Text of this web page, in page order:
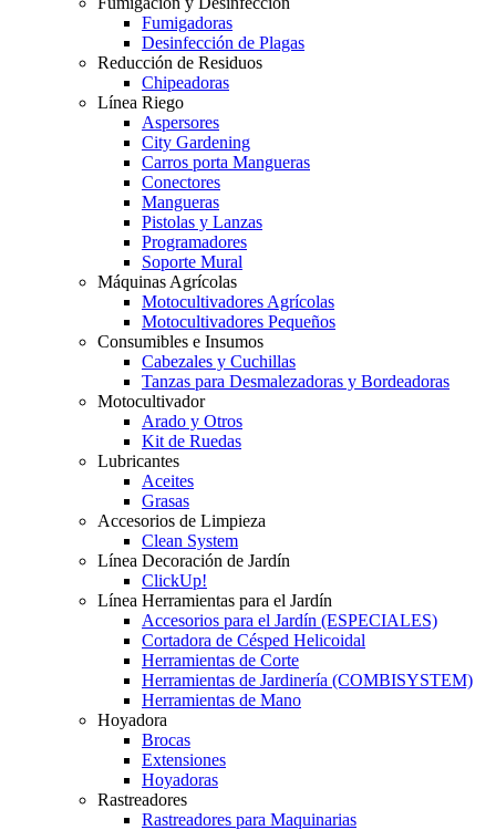
Fumigadoras
Desinfección de Plagas
Reducción de Residuos
Chipeadoras
Línea Riego
Aspersores
City Gardening
Carros porta Mangueras
Conectores
Mangueras
Pistolas y Lanzas
Programadores
Soporte Mural
Máquinas Agrícolas
Motocultivadores Agrícolas
Motocultivadores Pequeños
Consumibles e Insumos
Cabezales y Cuchillas
Tanzas para Desmalezadoras y Bordeadoras
Motocultivador
Arado y Otros
Kit de Ruedas
Lubricantes
Aceites
Grasas
Accesorios de Limpieza
Clean System
Línea Decoración de Jardín
ClickUp!
Línea Herramientas para el Jardín
Accesorios para el Jardín (ESPECIALES)
Cortadora de Césped Helicoidal
Herramientas de Corte
Herramientas de Jardinería (COMBISYSTEM)
Herramientas de Mano
Hoyadora
Brocas
Extensiones
Hoyadoras
Rastreadores
Rastreadores para Maquinarias